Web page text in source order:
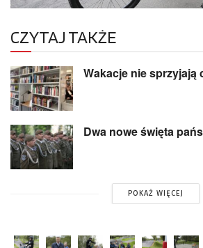
CZYTAJ TAKŻE
Wakacje nie sprzyjają
Dwa nowe święta
POKAŻ WIĘCEJ